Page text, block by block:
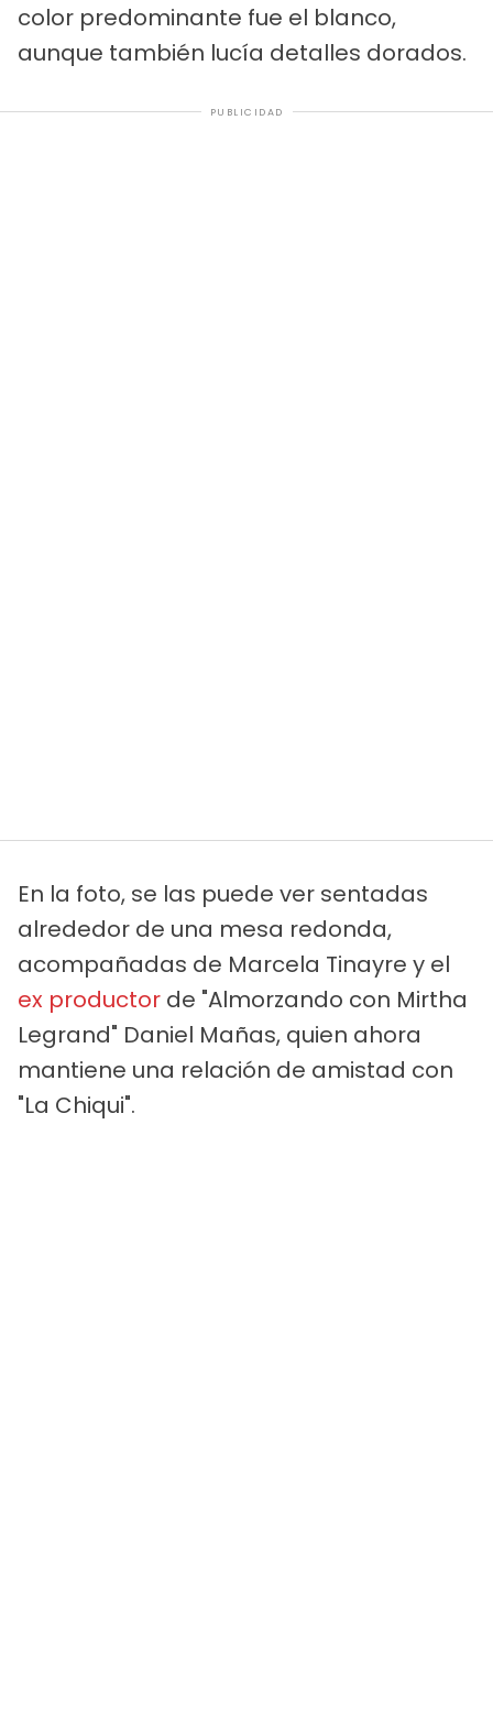
color predominante fue el blanco,
aunque también lucía detalles dorados.
PUBLICIDAD
En la foto, se las puede ver sentadas
alrededor de una mesa redonda,
acompañadas de Marcela Tinayre y el
ex productor de "Almorzando con Mirtha
Legrand" Daniel Mañas, quien ahora
mantiene una relación de amistad con
"La Chiqui".